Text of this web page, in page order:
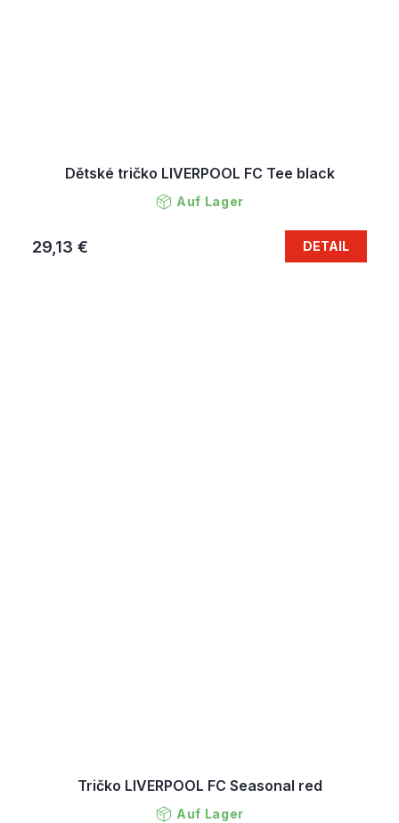
Dětské tričko LIVERPOOL FC Tee black
Auf Lager
29,13 € DETAIL
Tričko LIVERPOOL FC Seasonal red
Auf Lager